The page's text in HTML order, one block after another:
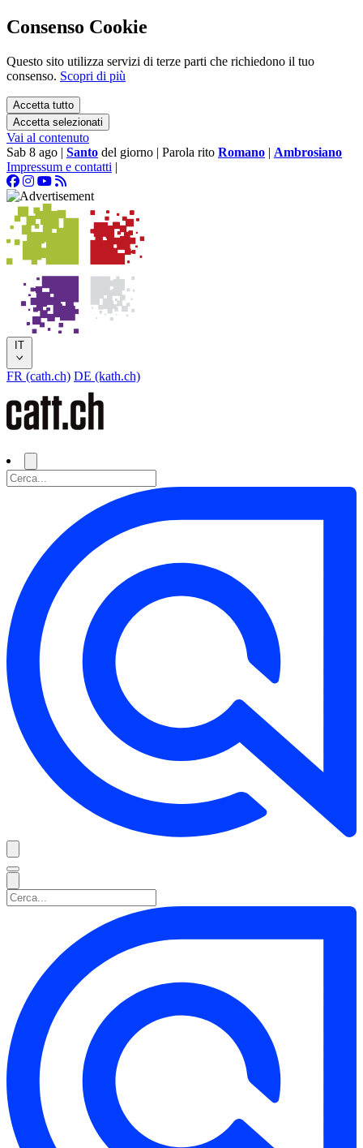
Consenso Cookie
Questo sito utilizza servizi di terze parti che richiedono il tuo
consenso. Scopri di più
Accetta tutto
Accetta selezionati
Vai al contenuto
Sab 8 ago | Santo del giorno | Parola rito Romano | Ambrosiano
Impressum e contatti |
IT
FR (cath.ch) DE (kath.ch)